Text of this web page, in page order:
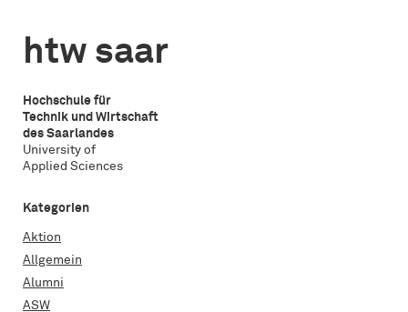
htw saar
Hochschule für
Technik und Wirtschaft
des Saarlandes
University of
Applied Sciences
Kategorien
Aktion
Allgemein
Alumni
ASW